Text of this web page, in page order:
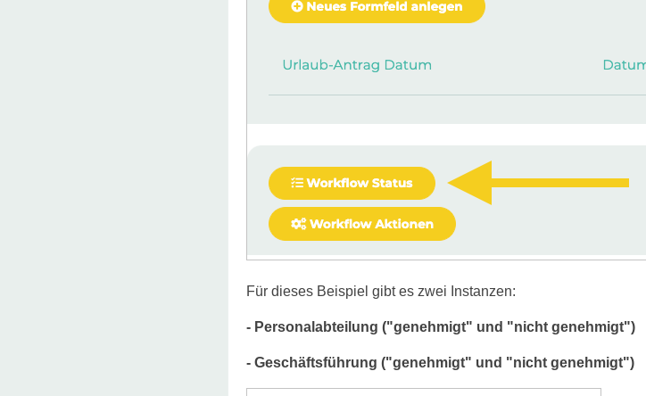
Für dieses Beispiel gibt es zwei Instanzen:
- Personalabteilung ("genehmigt" und "nicht genehmigt")
- Geschäftsführung ("genehmigt" und "nicht genehmigt")